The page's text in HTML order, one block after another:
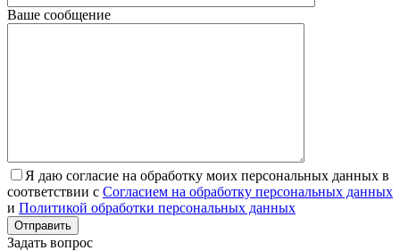
Ваше сообщение
Я даю согласие на обработку моих персональных данных в
соответствии с Согласием на обработку персональных данных
и Политикой обработки персональных данных
Отправить
Задать вопрос